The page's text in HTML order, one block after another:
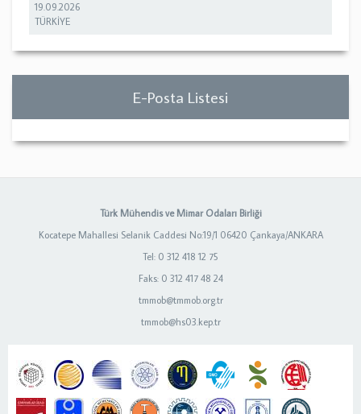
19.09.2026
TÜRKİYE
E-Posta Listesi
Türk Mühendis ve Mimar Odaları Birliği
Kocatepe Mahallesi Selanik Caddesi No:19/1 06420 Çankaya/ANKARA
Tel: 0 312 418 12 75
Faks: 0 312 417 48 24
tmmob@tmmob.org.tr
tmmob@hs03.kep.tr